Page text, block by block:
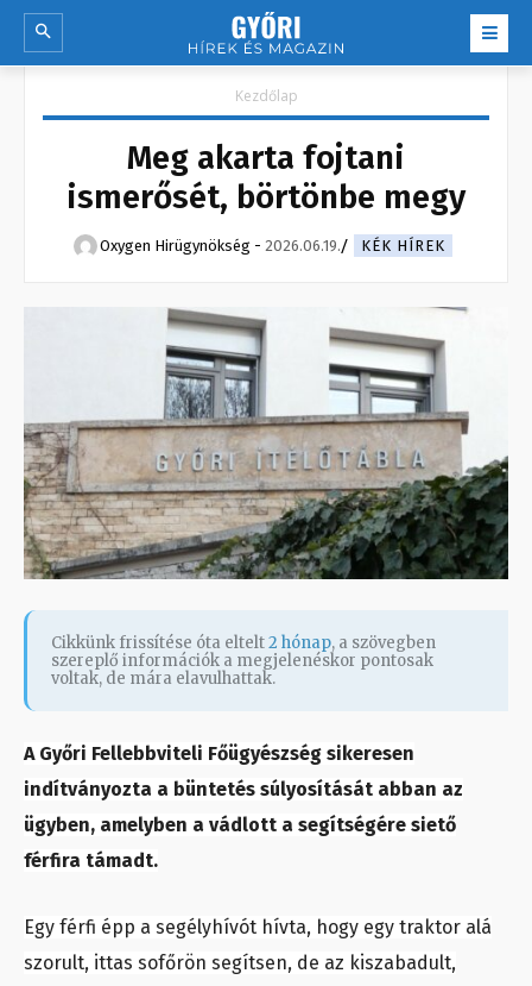
Kezdőlap
Meg akarta fojtani
ismerősét, börtönbe megy
Oxygen Hirügynökség - 2026.06.19. KÉK HÍREK
Cikkünk frissítése óta eltelt2 hónap, a szövegben
szereplő információk a megjelenéskor pontosak
voltak, de mára elavulhattak.
A Győri Fellebbviteli Főügyészség sikeresen
indítványozta a büntetés súlyosítását abban az
ügyben, amelyben a vádlott a segítségére siető
férfira támadt.
Egy férfi épp a segélyhívót hívta, hogy egy traktor alá
szorult, ittas sofőrön segítsen, de az kiszabadult,